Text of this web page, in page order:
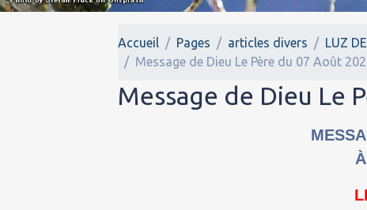
Accueil Pages articles divers LUZ
Message de Dieu Le Père du 07 Août
Message de Dieu Le